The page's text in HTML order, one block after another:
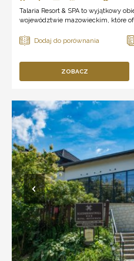
Talaria Resort & SPA to wyjątkowy
województwie mazowieckim, które
ZOBACZ